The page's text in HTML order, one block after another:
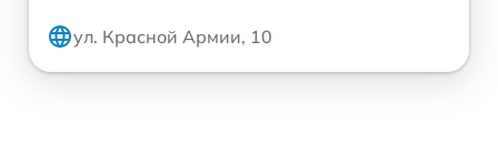
ул. Красной Армии, 10